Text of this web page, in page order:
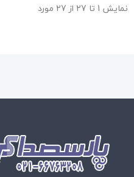
نمایش 1 تا 27 از 27 مورد